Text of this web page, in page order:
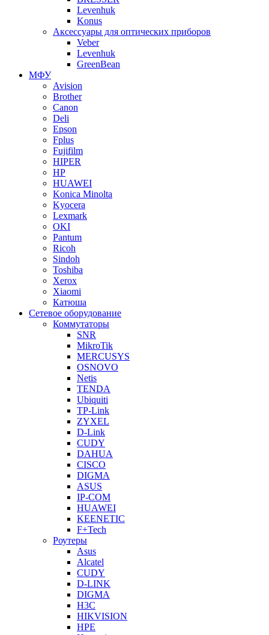
Levenhuk
Konus
Аксессуары для оптических приборов
Veber
Levenhuk
GreenBean
МФУ
Avision
Brother
Canon
Deli
Epson
Fplus
Fujifilm
HIPER
HP
HUAWEI
Konica Minolta
Kyocera
Lexmark
OKI
Pantum
Ricoh
Sindoh
Toshiba
Xerox
Xiaomi
Катюша
Сетевое оборудование
Коммутаторы
SNR
MikroTik
MERCUSYS
OSNOVO
Netis
TENDA
Ubiquiti
TP-Link
ZYXEL
D-Link
CUDY
DAHUA
CISCO
DIGMA
ASUS
IP-COM
HUAWEI
KEENETIC
F+Tech
Роутеры
Asus
Alcatel
CUDY
D-LINK
DIGMA
H3C
HIKVISION
HPE